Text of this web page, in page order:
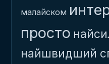
малайском
просто
найшвидший